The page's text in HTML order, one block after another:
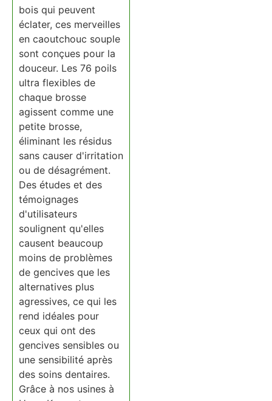
bois qui peuvent
éclater, ces merveilles
en caoutchouc souple
sont conçues pour la
douceur. Les 76 poils
ultra flexibles de
chaque brosse
agissent comme une
petite brosse,
éliminant les résidus
sans causer d'irritation
ou de désagrément.
Des études et des
témoignages
d'utilisateurs
soulignent qu'elles
causent beaucoup
moins de problèmes
de gencives que les
alternatives plus
agressives, ce qui les
rend idéales pour
ceux qui ont des
gencives sensibles ou
une sensibilité après
des soins dentaires.
Grâce à nos usines à